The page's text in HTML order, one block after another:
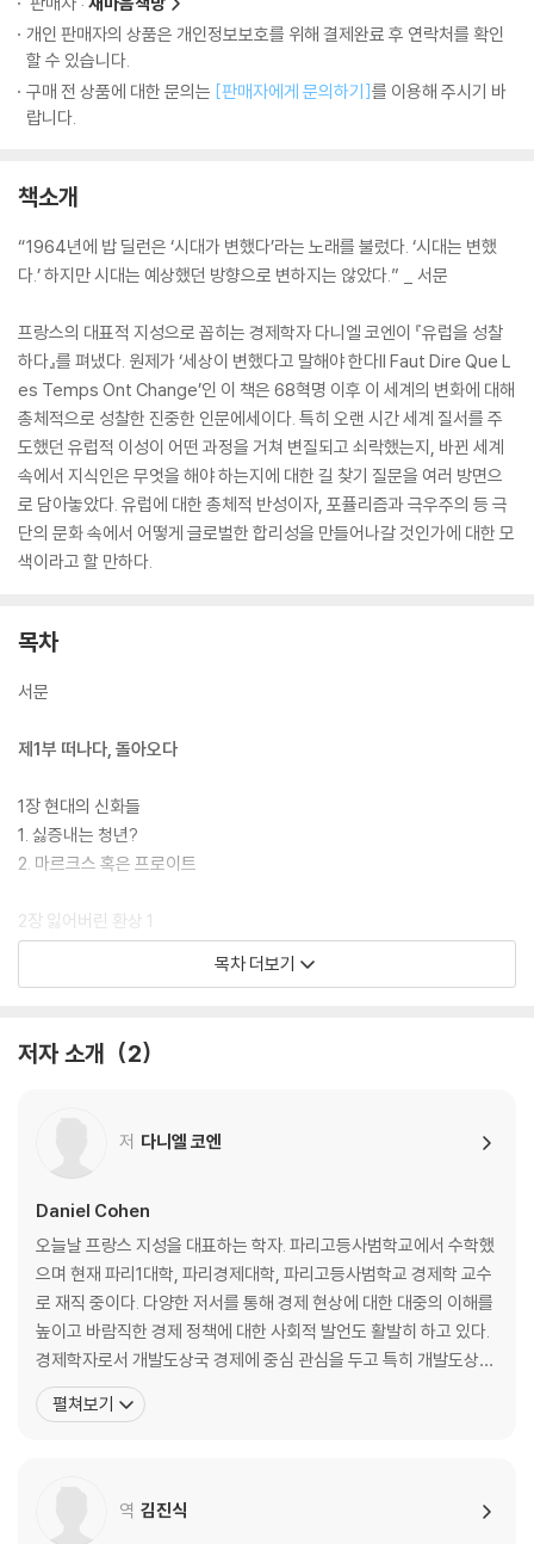
개인 판매자의 상품은 개인정보보호를 위해 결제완료 후 연락처를 확인
할 수 있습니다.
구매 전 상품에 대한 문의는 [판매자에게 문의하기]를 이용해 주시기 바
랍니다.
책소개
“1964년에 밥 딜런은 ‘시대가 변했다’라는 노래를 불렀다. ‘시대는 변했
다.’ 하지만 시대는 예상했던 방향으로 변하지는 않았다.” _ 서문
프랑스의 대표적 지성으로 꼽히는 경제학자 다니엘 코엔이 『유럽을 성찰
하다』를 펴냈다. 원제가 ‘세상이 변했다고 말해야 한다Il Faut Dire Que L
es Temps Ont Change’인 이 책은 68혁명 이후 이 세계의 변화에 대해
총체적으로 성찰한 진중한 인문에세이다. 특히 오랜 시간 세계 질서를 주
도했던 유럽적 이성이 어떤 과정을 거쳐 변질되고 쇠락했는지, 바뀐 세계
속에서 지식인은 무엇을 해야 하는지에 대한 길 찾기 질문을 여러 방면으
로 담아놓았다. 유럽에 대한 총체적 반성이자, 포퓰리즘과 극우주의 등 극
단의 문화 속에서 어떻게 글로벌한 합리성을 만들어나갈 것인가에 대한 모
색이라고 할 만하다.
목차
서문
제1부 떠나다, 돌아오다
1장 현대의 신화들
1. 싫증내는 청년?
2. 마르크스 혹은 프로이트
2장 잃어버린 환상 1
1. 행복 추구
1. 계몽주의의 배신
제2부 타락한 시대
4장 프롤레타리아여 안녕
1. 끔찍한 해, 2016년
2. 역사는 돌고 돈다
3. 고독한 50년(잃어버린 환상 3)
5장 이주민 공포증
2. 포스트모더니즘의 폭력
목차 더보기
저자 소개 2
저 다니엘 코엔
Daniel Cohen
오늘날 프랑스 지성을 대표하는 학자. 파리고등사범학교에서 수학했
으며 현재 파리1대학, 파리경제대학, 파리고등사범학교 경제학 교수
로 재직 중이다. 다양한 저서를 통해 경제 현상에 대한 대중의 이해를
높이고 바람직한 경제 정책에 대한 사회적 발언도 활발히 하고 있다.
경제학자로서 개발도상국 경제에 중심 관심을 두고 특히 개발도상국
의 부채 및 성장 문제에 관해 많은 연구를 수행해왔다. 시장방임주의
적 담론에 비판적이며 스스로를 실용적 경제학자로 규정하는 코엔은
펼쳐보기
역 김진식